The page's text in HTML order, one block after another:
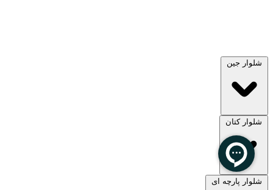
شلوار جین
مشاهده همه
شلوار کتان
شلوار پارچه ای